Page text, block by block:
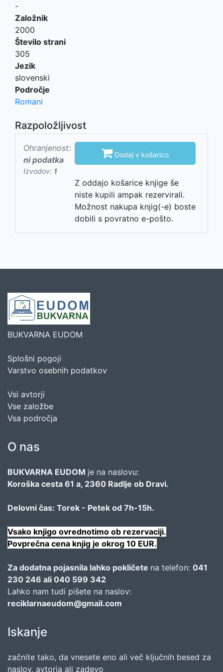
-
Založnik
2000
Število strani
305
Jezik
slovenski
Področje
Romani
Razpoložljivost
Ohranjenost:
ni podatka
Izvodov: 1
 Dodaj v košarico
Z oddajo košarice knjige še
niste kupili ampak rezervirali.
Možnost nakupa knjig(-e) boste
dobili s povratno e-pošto.
BUKVARNA EUDOM
Splošni pogoji
Varstvo osebnih podatkov
Vsi avtorji
Vse založbe
Vsa področja
O nas
BUKVARNA EUDOM je na naslovu:
Koroška cesta 61 a, 2360 Radlje ob Dravi.
Delovni čas: Torek - Petek od 7h-15h.
Vsako knjigo ovrednotimo ob rezervaciji.
Povprečna cena knjig je okrog 10 EUR.
Za dodatna pojasnila lahko pokličete na telefon: 041
230 246 ali 040 599 342
Lahko nam tudi pišete na naslov:
reciklarnaeudom@gmail.com
Iskanje
začnite tako, da vnesete eno ali več ključnih besed za
naslov, avtorja ali zadevo